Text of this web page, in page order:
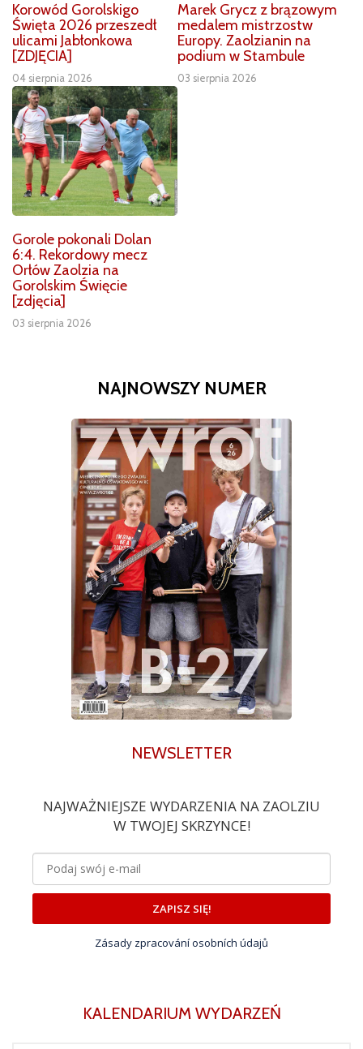
Korowód Gorolskigo
Święta 2026 przeszedł
ulicami Jabłonkowa
[ZDJĘCIA]
04 sierpnia 2026
Marek Grycz z brązowym
medalem mistrzostw
Europy. Zaolzianin na
podium w Stambule
03 sierpnia 2026
Gorole pokonali Dolan
6:4. Rekordowy mecz
Orłów Zaolzia na
Gorolskim Święcie
[zdjęcia]
03 sierpnia 2026
NAJNOWSZY NUMER
NEWSLETTER
NAJWAŻNIEJSZE WYDARZENIA NA ZAOLZIU
W TWOJEJ SKRZYNCE!
ZAPISZ SIĘ!
Zásady zpracování osobních údajů
KALENDARIUM WYDARZEŃ